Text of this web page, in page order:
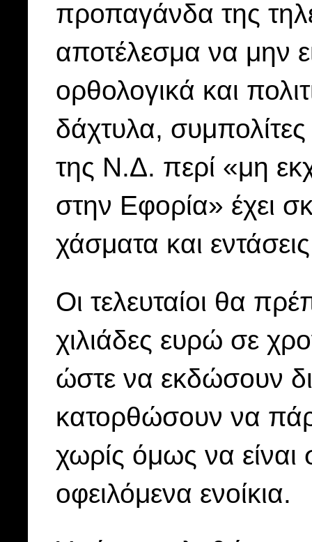
προπαγάνδα της
αποτέλεσμα να μην
ορθολογικά και
δάχτυλα,
της Ν.Δ. περί «μη
στην Εφορία» έχει
χάσματα και
Οι τελευταίοι θα
χιλιάδες ευρώ σε
ώστε να εκδώσουν
κατορθώσουν να
χωρίς όμως να
οφειλόμενα ενοίκια.